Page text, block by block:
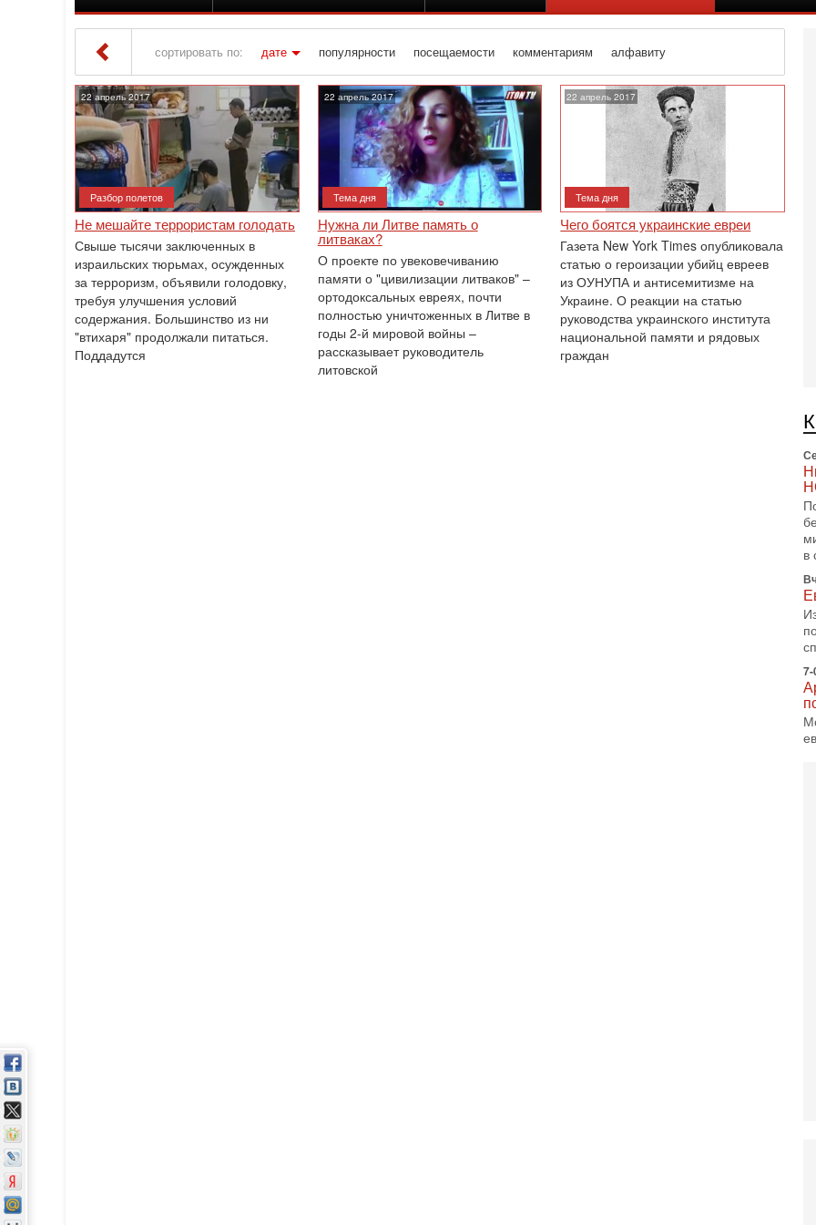
сортировать по: дате популярности посещаемости комментариям алфавиту
Iton TV » Материалы за 22.04.2017
22 апрель 2017
Разбор полетов
Не мешайте террористам голодать
Свыше тысячи заключенных в
израильских тюрьмах, осужденных
за ‎терроризм, объявили голодовку,
требуя улучшения условий
‎содержания. Большинство из ни
"втихаря" продолжали питаться.
Поддадутся
22 апрель 2017
Тема дня
Нужна ли Литве память о
литваках?
О проекте по увековечиванию
памяти о "цивилизации литваков" –
ортодоксальных евреях, почти
полностью уничтоженных в Литве в
годы 2-й мировой войны –
рассказывает руководитель
литовской
22 апрель 2017
Тема дня
Чего боятся украинские евреи
Газета New York Times опубликовала
статью о героизации убийц евреев
из ОУНУПА и антисемитизме на
Украине. О реакции на статью
руководства украинского института
национальной памяти и рядовых
граждан
в
7-